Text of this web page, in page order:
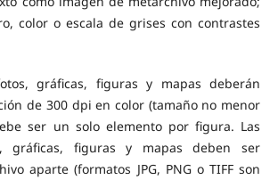
color o escala de grises con contrastes
gráficas, figuras y mapas deberán
de 300 dpi en color (tamaño no menor
ser un solo elemento por figura. Las
gráficas, figuras y mapas deben ser
aparte (formatos JPG, PNG o TIFF son